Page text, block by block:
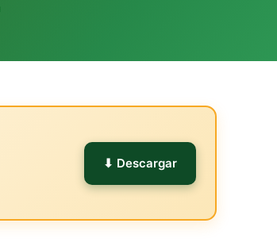
⬇ Descargar